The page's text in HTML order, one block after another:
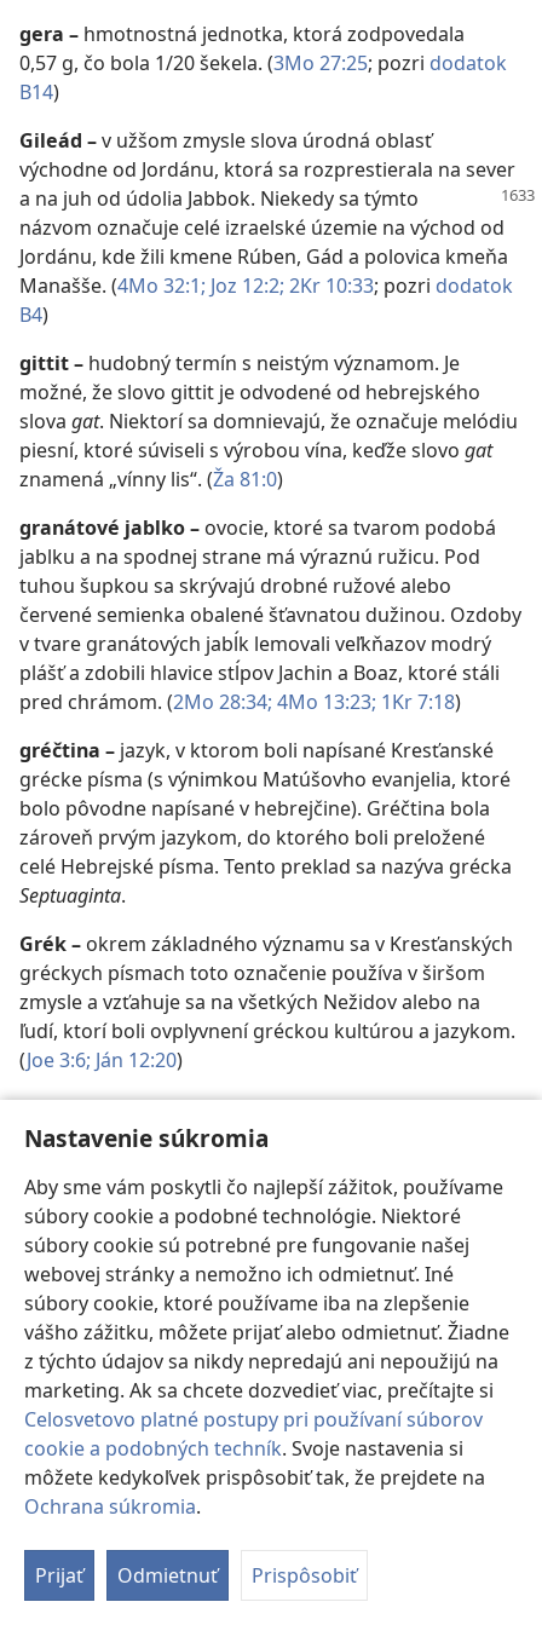
Nastavenie súkromia
Aby sme vám poskytli čo najlepší zážitok, používame
súbory cookie a podobné technológie. Niektoré
súbory cookie sú potrebné pre fungovanie našej
webovej stránky a nemožno ich odmietnuť. Iné
súbory cookie, ktoré používame iba na zlepšenie
vášho zážitku, môžete prijať alebo odmietnuť. Žiadne
z týchto údajov sa nikdy nepredajú ani nepoužijú na
marketing. Ak sa chcete dozvedieť viac, prečítajte si
Celosvetovo platné postupy pri používaní súborov
cookie a podobných techník. Svoje nastavenia si
môžete kedykoľvek prispôsobiť tak, že prejdete na
Ochrana súkromia.
Prijať Odmietnuť Prispôsobiť
gera – hmotnostná jednotka, ktorá zodpovedala
0,57 g, čo bola 1/20 šekela. (3Mo 27:25; pozri dodatok
B14)
Gileád –v užšom zmysle slova úrodná oblasť
východne od Jordánu, ktorá sa rozprestierala na sever
a na juh od údolia Jabbok. Niekedysa týmto
názvom označuje celé izraelské územie na východ od
Jordánu, kde žili kmene Rúben, Gád a polovica kmeňa
Manašše. (4Mo 32:1; Joz 12:2; 2Kr 10:33; pozri dodatok
B4)
gittit– hudobný termín s neistým významom. Je
možné, že slovo gittit je odvodené od hebrejského
slova gat. Niektorí sa domnievajú, že označuje melódiu
piesní, ktoré súviseli s výrobou vína, keďže slovo gat
znamená „vínny lis“. (Ža 81:0)
granátové jablko– ovocie, ktoré sa tvarom podobá
jablku a na spodnej strane má výraznú ružicu. Pod
tuhou šupkou sa skrývajú drobné ružové alebo
červené semienka obalené šťavnatou dužinou. Ozdoby
v tvare granátových jabĺk lemovali veľkňazov modrý
plášť a zdobili hlavice stĺpov Jachin a Boaz, ktoré stáli
pred chrámom. (2Mo 28:34; 4Mo 13:23; 1Kr 7:18)
gréčtina – jazyk, v ktorom boli napísané Kresťanské
grécke písma (s výnimkou Matúšovho evanjelia, ktoré
bolo pôvodne napísané v hebrejčine). Gréčtina bola
zároveň prvým jazykom, do ktorého boli preložené
celé Hebrejské písma. Tento preklad sa nazýva grécka
Septuaginta.
Grék– okrem základného významu sa v Kresťanských
gréckych písmach toto označenie používa v širšom
zmysle a vzťahuje sa na všetkých Nežidov alebo na
ľudí, ktorí boli ovplyvnení gréckou kultúrou a jazykom.
(Joe 3:6; Ján 12:20)
Zodpovedá hebrejskému výrazu šeol. (Pozri heslo
HROB.)
Hebrej– týmto výrazom bol prvýkrát označený Abram
(Abrahám) na odlíšenie od jeho amorejských susedov.
Neskôr sa začal používať na Abrahámových potomkov,
ktorí pochádzali z jeho vnuka Jakoba. (1Mo 14:13;2Mo
5:3)
hebrejčina– jazyk Hebrejov. Za čias Ježiša hebrejčina
obsahovala mnoho výrazov z aramejčiny. Po hebrejsky
hovoril aj Ježiš a jeho učeníci. (
Hermes –grécky boh, syn Dia. Hermes bol
považovaný za posla bohov a za boha rečníctva. Preto
si ho ľudia v Lystre omylom spojili s apoštolom Pavlom.